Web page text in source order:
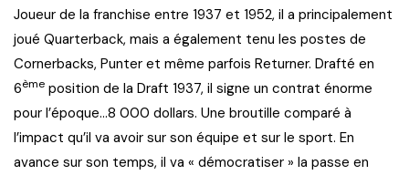
Joueur de la franchise entre 1937 et 1952, il a principalement
joué Quarterback, mais a également tenu les postes de
Cornerbacks, Punter et même parfois Returner. Drafté en
6ème position de la Draft 1937, il signe un contrat énorme
pour l’époque…8 000 dollars. Une broutille comparé à
l’impact qu’il va avoir sur son équipe et sur le sport. En
avance sur son temps, il va « démocratiser » la passe en